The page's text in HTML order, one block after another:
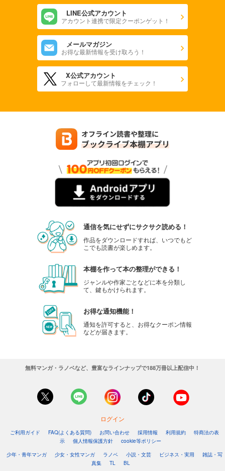
LINE公式アカウント
アカウント連携で限定クーポンゲット！
メールマガジン
お得な最新情報を受け取ろう！
X公式アカウント
フォローして最新情報をチェック！
通信を気にせずにサクサク読める！
作品をダウンロードすれば、いつでもど
こでも読書が楽しめます。
本棚を作って本の整理ができる！
ジャンルや作家ごとなどに本を分類し
て、鍵もかけられます。
お得な通知機能！
通知を許可すると、お得なクーポン情報
などが届きます。
無料マンガ・ラノベなど、豊富なラインナップで188万冊以上配信中！
ログイン
ご利用ガイド FAQ(よくある質問) お問い合わせ 採用情報 利用規約
特商法の表
示
個人情報保護方針
cookie等ポリシー
少年・青年マンガ
少女・女性マンガ ラノベ 小説・文芸 ビジネス・実用
雑誌・写
真集
TL BL